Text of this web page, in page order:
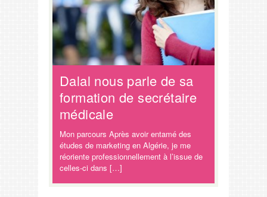
Dalal nous parle de sa
formation de secrétaire
médicale
Mon parcours Après avoir entamé des
études de marketing en Algérie, je me
réoriente professionnellement à l’issue de
celles-ci dans […]